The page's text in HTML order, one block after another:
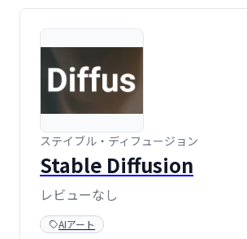
ステイブル・ディフュージョン
Stable Diffusion
レビューなし
AIアート